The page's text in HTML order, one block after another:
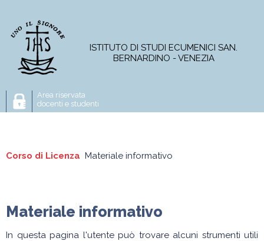
ISTITUTO DI STUDI ECUMENICI SAN.
BERNARDINO - VENEZIA
Area riservata
docenti e studenti
L'Istituto Corso di Licenza
News e attività
Corso di Licenza Materiale informativo
Materiale informativo
In questa pagina l'utente può trovare alcuni strumenti utili